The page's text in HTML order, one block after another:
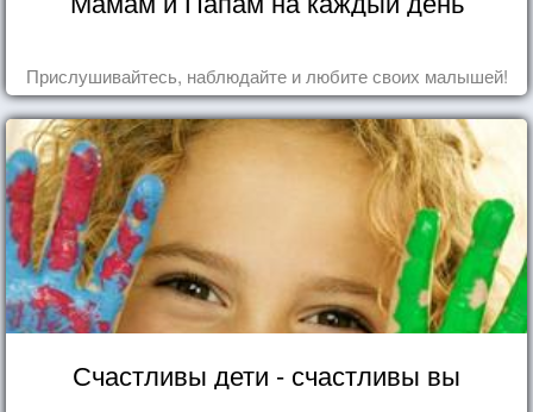
Прислушивайтесь, наблюдайте и любите своих малышей!
Счастливы дети - счастливы вы